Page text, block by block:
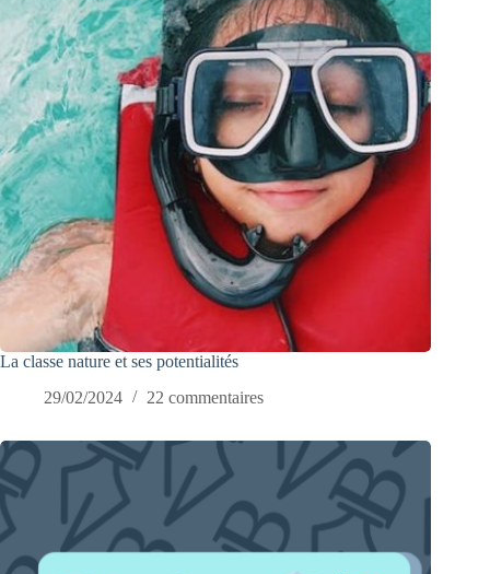
La classe nature et ses potentialités
29/02/2024
22 commentaires